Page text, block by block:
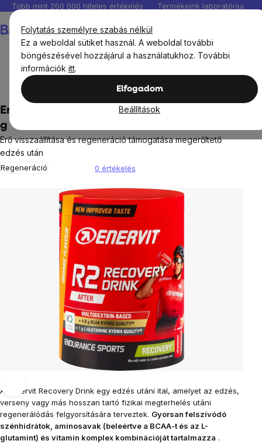
Folytatás személyre szabás nélkül
Ez a weboldal sütiket használ. A weboldal további
böngészésével hozzájárul a használatukhoz. További
információk itt.
Elfogadom
Beállítások
Ugrás
fő
tartalomhoz
Több mint 200 000 hiteles értékelés Termékeink
Enervit R2 regeneráló ital, narancs ízű, 400
g
Erő visszaállítása és regeneráció támogatása megerőltető
edzés után
Regeneráció 0 értékelés
Az Enervit Recovery Drink egy edzés utáni ital, amelyet az edzés,
verseny vagy más hosszan tartó fizikai megterhelés utáni
regenerálódás felgyorsítására terveztek. Gyorsan felszívódó
szénhidrátok, aminosavak (beleértve a BCAA-t és az L-
glutamint) és vitamin komplex kombinációját tartalmazza .